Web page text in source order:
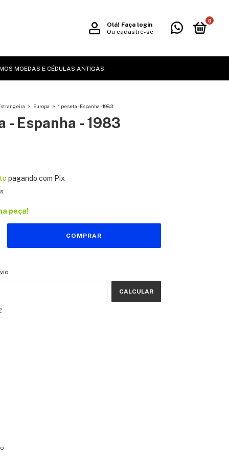
Olá! Faça login
Ou cadastre-se
0
MOEDAS E CÉDULAS ANTIGAS.
> Europa > 1 peseta - Espanha - 1983
- Espanha - 1983
pagando com Pix
peça!
CALCULAR